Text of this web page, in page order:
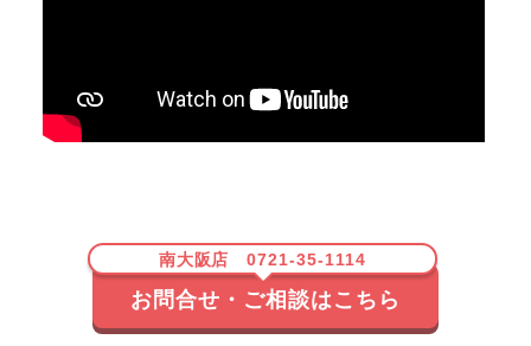
南大阪店 0721-35-1114
お問合せ・ご相談はこちら